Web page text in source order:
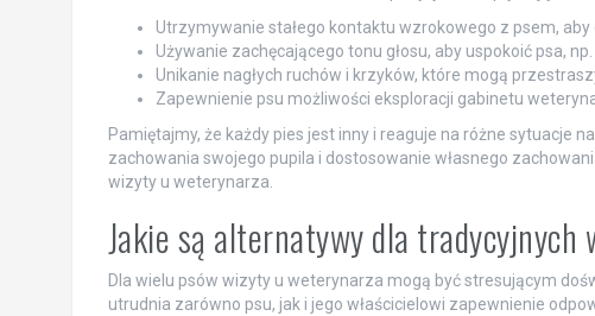
Utrzymywanie stałego kontaktu wzrokowego z psem, aby
Używanie zachęcającego tonu głosu, aby uspokoić psa,
Unikanie nagłych ruchów i krzyków, które mogą
Zapewnienie psu możliwości eksploracji gabinetu
Pamiętajmy, że każdy pies jest inny i reaguje na różne sytuacje
zachowania swojego pupila i dostosowanie własnego
wizyty u weterynarza.
Jakie są alternatywy dla
Dla wielu psów wizyty u weterynarza mogą być stresującym
utrudnia zarówno psu, jak i jego właścicielowi zapewnienie